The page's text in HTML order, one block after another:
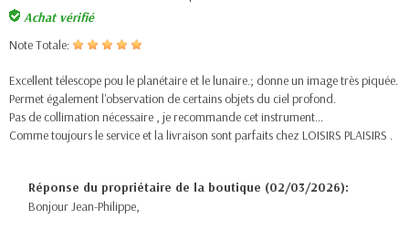
Achat vérifié
Note Totale:
Excellent télescope pou le planétaire et le lunaire.; donne un image très piquée.
Permet également l'observation de certains objets du ciel profond.
Pas de collimation nécessaire , je recommande cet instrument…
Comme toujours le service et la livraison sont parfaits chez LOISIRS PLAISIRS .
Réponse du propriétaire de la boutique (02/03/2026):
Bonjour Jean-Philippe,